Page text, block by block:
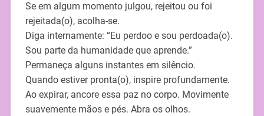
Se em algum momento julgou, rejeitou ou foi
rejeitada(o), acolha-se.
Diga internamente: “Eu perdoo e sou perdoada(o).
Sou parte da humanidade que aprende.”
Permaneça alguns instantes em silêncio.
Quando estiver pronta(o), inspire profundamente.
Ao expirar, ancore essa paz no corpo. Movimente
suavemente mãos e pés. Abra os olhos.